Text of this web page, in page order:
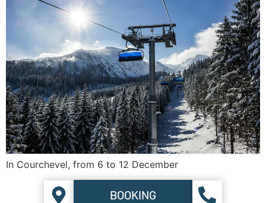
In Courchevel, from 6 to 12 December
BOOKING